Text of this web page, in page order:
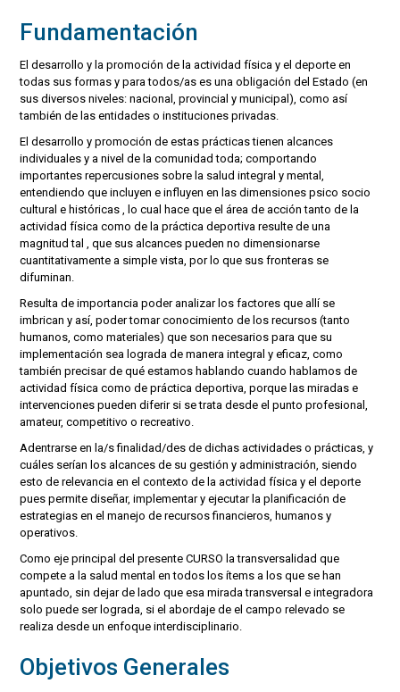
Fundamentación
El desarrollo y la promoción de la actividad física y el deporte en
todas sus formas y para todos/as es una obligación del Estado (en
sus diversos niveles: nacional, provincial y municipal), como así
también de las entidades o instituciones privadas.
El desarrollo y promoción de estas prácticas tienen alcances
individuales y a nivel de la comunidad toda; comportando
importantes repercusiones sobre la salud integral y mental,
entendiendo que incluyen e influyen en las dimensiones psico socio
cultural e históricas , lo cual hace que el área de acción tanto de la
actividad física como de la práctica deportiva resulte de una
magnitud tal , que sus alcances pueden no dimensionarse
cuantitativamente a simple vista, por lo que sus fronteras se
difuminan.
Resulta de importancia poder analizar los factores que allí se
imbrican y así, poder tomar conocimiento de los recursos (tanto
humanos, como materiales) que son necesarios para que su
implementación sea lograda de manera integral y eficaz, como
también precisar de qué estamos hablando cuando hablamos de
actividad física como de práctica deportiva, porque las miradas e
intervenciones pueden diferir si se trata desde el punto profesional,
amateur, competitivo o recreativo.
Adentrarse en la/s finalidad/des de dichas actividades o prácticas, y
cuáles serían los alcances de su gestión y administración, siendo
esto de relevancia en el contexto de la actividad física y el deporte
pues permite diseñar, implementar y ejecutar la planificación de
estrategias en el manejo de recursos financieros, humanos y
operativos.
Como eje principal del presente CURSO la transversalidad que
compete a la salud mental en todos los ítems a los que se han
apuntado, sin dejar de lado que esa mirada transversal e integradora
solo puede ser lograda, si el abordaje de el campo relevado se
realiza desde un enfoque interdisciplinario.
Objetivos Generales